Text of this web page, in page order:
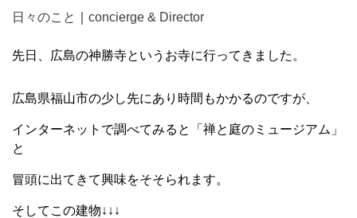
日々のこと
concierge & Director
先日、広島の神勝寺というお寺に行ってきました。
広島県福山市の少し先にあり時間もかかるのですが、
インターネットで調べてみると「禅と庭のミュージアム」
と
冒頭に出てきて興味をそそられます。
そしてこの建物↓↓↓